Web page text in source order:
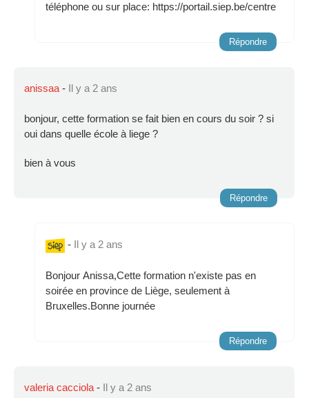
téléphone ou sur place: https://portail.siep.be/centre
Répondre
anissaa - Il y a 2 ans
bonjour, cette formation se fait bien en cours du soir ? si
oui dans quelle école à liege ?
bien à vous
Répondre
- Il y a 2 ans
Bonjour Anissa,Cette formation n'existe pas en
soirée en province de Liège, seulement à
Bruxelles.Bonne journée
Répondre
valeria cacciola - Il y a 2 ans